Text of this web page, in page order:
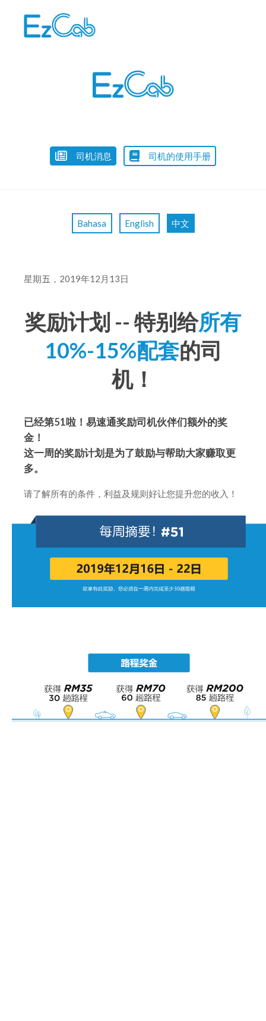
司机消息 司机的使用手册
Bahasa English 中文
星期五 ，2019年12月13日
奖励计划 -- 特别给所有
10%-15%配套的司
机！
已经第51啦！易速通奖励司机伙伴们额外的奖
金！
这一周的奖励计划是为了鼓励与帮助大家赚取更
多。
请了解所有的条件，利益及规则好让您提升您的收入！